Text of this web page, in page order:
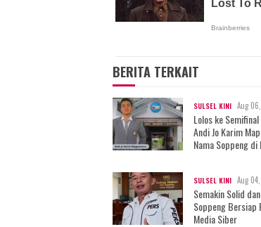
BERITA TERKAIT
SULSEL KINI Aug
Lolos ke
Andi Jo Karim
Nama Soppeng
SULSEL KINI Aug
Semakin Solid
Soppeng Bersiap
Media Siber